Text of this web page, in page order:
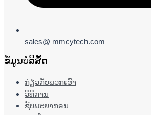
sales@ mmcytech.com
ຂໍ້ມູນບໍລິສັດ
ກ່ຽວກັບພວກເຮົາ
ວິທີການ
ຊັບພະຍາກອນ